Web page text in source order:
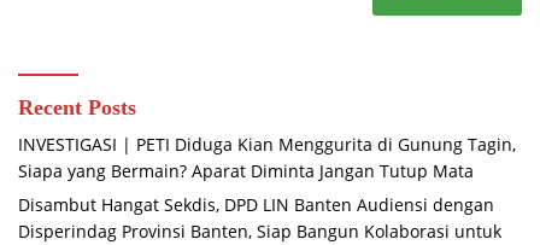
Recent Posts
INVESTIGASI | PETI Diduga Kian Menggurita di Gunung Tagin,
Siapa yang Bermain? Aparat Diminta Jangan Tutup Mata
Disambut Hangat Sekdis, DPD LIN Banten Audiensi dengan
Disperindag Provinsi Banten, Siap Bangun Kolaborasi untuk